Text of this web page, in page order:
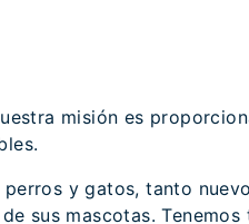
misión es
y gatos, tanto
sus mascotas.